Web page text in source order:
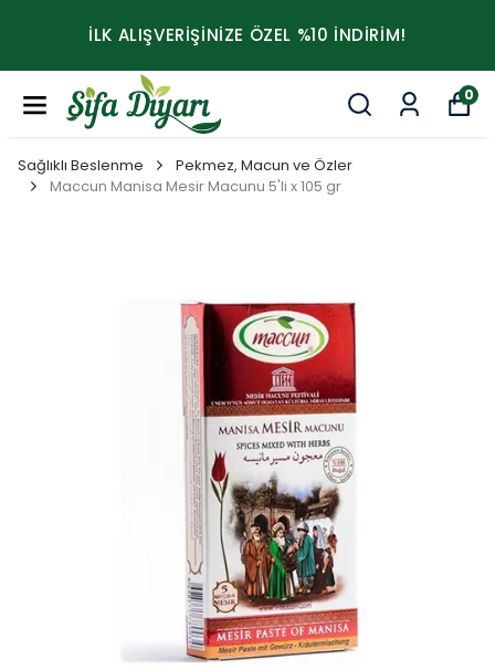
İLK ALIŞVERİŞİNİZE ÖZEL %10 İNDİRİM!
0
Sağlıklı Beslenme
Pekmez, Macun ve Özler
Maccun Manisa Mesir Macunu 5'li x 105 gr